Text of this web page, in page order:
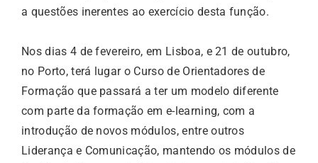
a questões inerentes ao exercício desta função.
Nos dias 4 de fevereiro, em Lisboa, e 21 de outubro,
no Porto, terá lugar o Curso de Orientadores de
Formação que passará a ter um modelo diferente
com parte da formação em e-learning, com a
introdução de novos módulos, entre outros
Liderança e Comunicação, mantendo os módulos de